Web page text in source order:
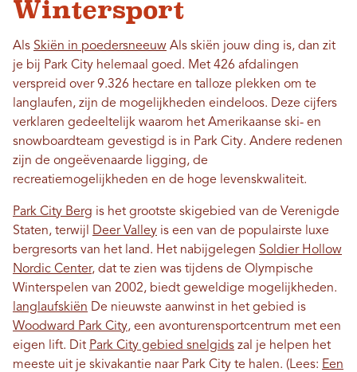
Wintersport
Als Skiën in poedersneeuw Als skiën jouw ding is, dan zit
je bij Park City helemaal goed. Met 426 afdalingen
verspreid over 9.326 hectare en talloze plekken om te
langlaufen, zijn de mogelijkheden eindeloos. Deze cijfers
verklaren gedeeltelijk waarom het Amerikaanse ski- en
snowboardteam gevestigd is in Park City. Andere redenen
zijn de ongeëvenaarde ligging, de
recreatiemogelijkheden en de hoge levenskwaliteit.
Park City Berg is het grootste skigebied van de Verenigde
Staten, terwijl Deer Valley is een van de populairste luxe
bergresorts van het land. Het nabijgelegen Soldier Hollow
Nordic Center, dat te zien was tijdens de Olympische
Winterspelen van 2002, biedt geweldige mogelijkheden.
langlaufskiën De nieuwste aanwinst in het gebied is
Woodward Park City, een avonturensportcentrum met een
eigen lift. Dit Park City gebied snelgids zal je helpen het
meeste uit je skivakantie naar Park City te halen. (Lees: Een